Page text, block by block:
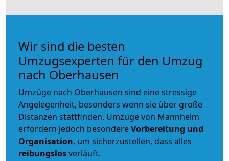
Wir sind die besten
Umzugsexperten für den Umzug
nach Oberhausen
Umzüge nach Oberhausen sind eine stressige
Angelegenheit, besonders wenn sie über große
Distanzen stattfinden. Umzüge von Mannheim
erfordern jedoch besondereVorbereitung und
Organisation, um sicherzustellen, dass alles
reibungslosverläuft.